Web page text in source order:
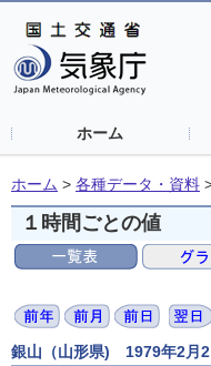
ホーム
ホーム > 各種データ・資料
１時間ごとの値
銀山（山形県) 1979年2月2